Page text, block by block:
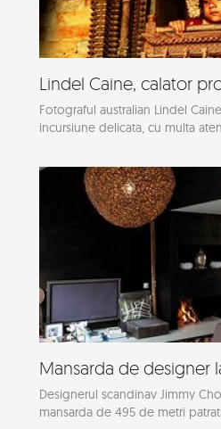
Lindel Caine, calator
Fotograful australian Lindel
incursiune delicata, cu multa
Mansarda de designer
Designerul scandinav Jimmy
mansarda de 495 de metri